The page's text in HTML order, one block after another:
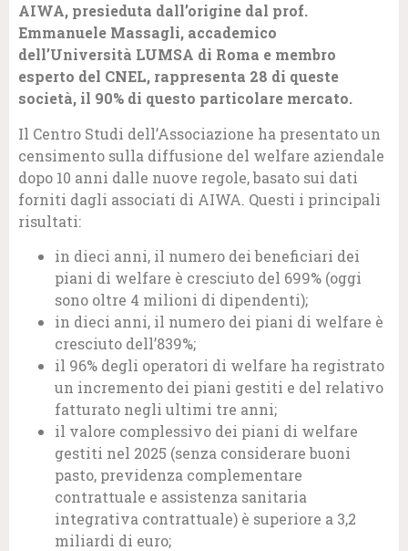
AIWA, presieduta dall’origine dal prof.
Emmanuele Massagli, accademico
dell’Università LUMSA di Roma e membro
esperto del CNEL, rappresenta 28 di queste
società, il 90% di questo particolare mercato.
Il Centro Studi dell’Associazione ha presentato un
censimento sulla diffusione del welfare aziendale
dopo 10 anni dalle nuove regole, basato sui dati
forniti dagli associati di AIWA. Questi i principali
risultati:
in dieci anni, il numero dei beneficiari dei
piani di welfare è cresciuto del 699% (oggi
sono oltre 4 milioni di dipendenti);
in dieci anni, il numero dei piani di welfare è
cresciuto dell’839%;
il 96% degli operatori di welfare ha registrato
un incremento dei piani gestiti e del relativo
fatturato negli ultimi tre anni;
il valore complessivo dei piani di welfare
gestiti nel 2025 (senza considerare buoni
pasto, previdenza complementare
contrattuale e assistenza sanitaria
integrativa contrattuale) è superiore a 3,2
miliardi di euro;